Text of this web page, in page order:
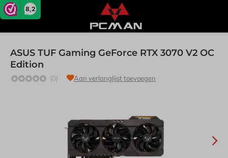
8,2
ASUS TUF Gaming GeForce RTX 3070 V2 OC
Edition
(0) Aan verlanglijst toevoegen